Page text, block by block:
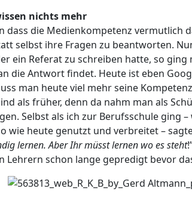
nichts mehr
dass die Medienkompetenz vermutlich
selbst ihre Fragen zu beantworten.
ein Referat zu schreiben hatte, so
die Antwort findet. Heute ist eben
man heute viel mehr seine
als früher, denn da nahm man als
Selbst als ich zur Berufsschule ging
wie heute genutzt und verbreitet –
lernen. Aber Ihr müsst lernen wo es steht
Lehrern schon lange gepredigt bevor